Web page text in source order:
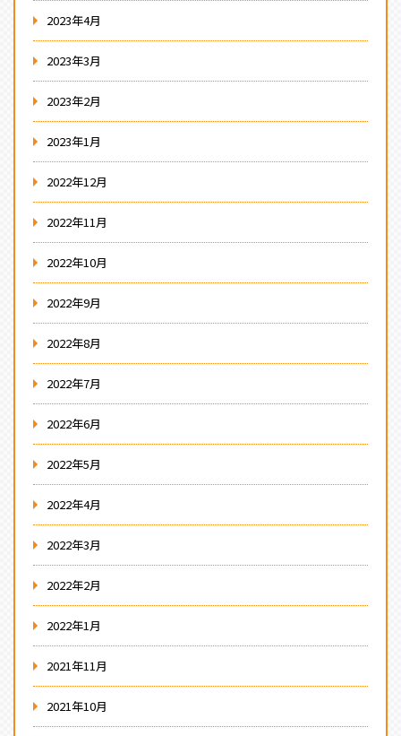
2023年4月
2023年3月
2023年2月
2023年1月
2022年12月
2022年11月
2022年10月
2022年9月
2022年8月
2022年7月
2022年6月
2022年5月
2022年4月
2022年3月
2022年2月
2022年1月
2021年11月
2021年10月